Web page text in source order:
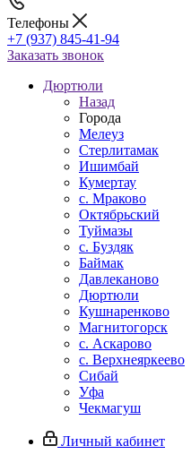
Телефоны
+7 (937) 845-41-94
Заказать звонок
Дюртюли
Назад
Города
Мелеуз
Стерлитамак
Ишимбай
Кумертау
c. Мраково
Октябрьский
Туймазы
c. Буздяк
Баймак
Давлеканово
Дюртюли
Кушнаренково
Магнитогорск
с. Аскарово
с. Верхнеяркеево
Сибай
Уфа
Чекмагуш
Личный кабинет